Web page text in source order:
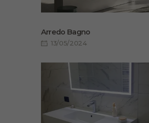
Arredo Bagno
13/05/2024